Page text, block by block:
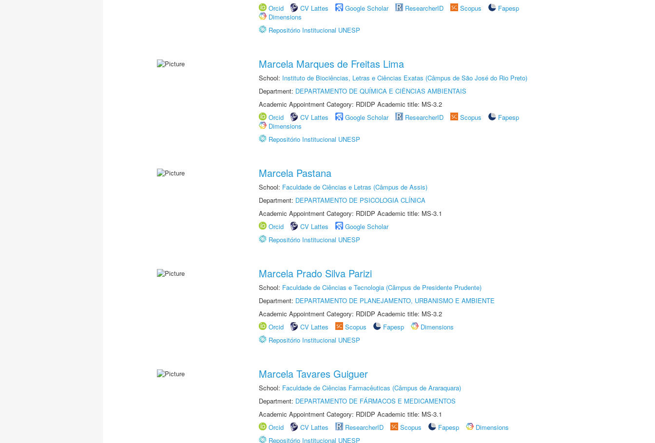
Orcid
CV Lattes Google Scholar ResearcherID Scopus
Fapesp
Dimensions
Repositório Institucional UNESP
Marcela Marques de Freitas Lima
School: Instituto de Biociências, Letras e Ciências Exatas (Câmpus de São José do Rio Preto)
Department: DEPARTAMENTO DE QUÍMICA E CIÊNCIAS AMBIENTAIS
Academic Appointment Category: RDIDP Academic title: MS-3.2
Orcid
CV Lattes Google Scholar ResearcherID Scopus
Fapesp
Dimensions
Repositório Institucional UNESP
Marcela Pastana
School: Faculdade de Ciências e Letras (Câmpus de Assis)
Department: DEPARTAMENTO DE PSICOLOGIA CLÍNICA
Academic Appointment Category: RDIDP Academic title: MS-3.1
Orcid
CV Lattes
Google Scholar
Repositório Institucional UNESP
Marcela Prado Silva Parizi
School: Faculdade de Ciências e Tecnologia (Câmpus de Presidente Prudente)
Department: DEPARTAMENTO DE PLANEJAMENTO, URBANISMO E AMBIENTE
Academic Appointment Category: RDIDP Academic title: MS-3.2
Orcid
CV Lattes Scopus Fapesp
Dimensions
Repositório Institucional UNESP
Marcela Tavares Guiguer
School: Faculdade de Ciências Farmacêuticas (Câmpus de Araraquara)
Department: DEPARTAMENTO DE FÁRMACOS E MEDICAMENTOS
Academic Appointment Category: RDIDP Academic title: MS-3.1
Orcid
CV Lattes ResearcherID Scopus Fapesp
Dimensions
Repositório Institucional UNESP